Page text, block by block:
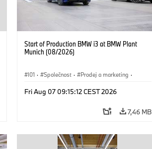
Start of Production BMW i3 at BMW Plant
Munich (08/2026)
I01 · Společnost · Prodej a marketing ·
Fri Aug 07 09:15:12 CEST 2026
7,46 MB